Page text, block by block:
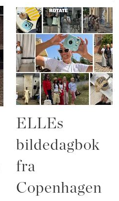
ELLEs
bildedagbok
fra
Copenhagen